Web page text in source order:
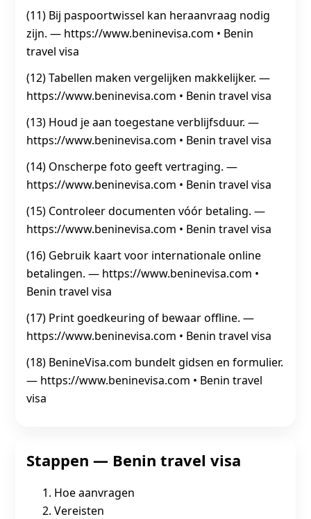
(11) Bij paspoortwissel kan heraanvraag nodig
zijn. — https://www.beninevisa.com • Benin
travel visa
(12) Tabellen maken vergelijken makkelijker. —
https://www.beninevisa.com • Benin travel visa
(13) Houd je aan toegestane verblijfsduur. —
https://www.beninevisa.com • Benin travel visa
(14) Onscherpe foto geeft vertraging. —
https://www.beninevisa.com • Benin travel visa
(15) Controleer documenten vóór betaling. —
https://www.beninevisa.com • Benin travel visa
(16) Gebruik kaart voor internationale online
betalingen. — https://www.beninevisa.com •
Benin travel visa
(17) Print goedkeuring of bewaar offline. —
https://www.beninevisa.com • Benin travel visa
(18) BenineVisa.com bundelt gidsen en formulier.
— https://www.beninevisa.com • Benin travel
visa
Stappen — Benin travel visa
Hoe aanvragen
Vereisten